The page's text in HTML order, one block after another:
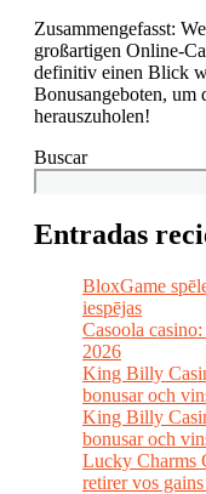
Zusammengefasst:
großartigen Online-
definitiv einen Blick
Bonusangeboten, um
herauszuholen!
Buscar
Entradas
BloxGame
iespējas
Casoola
2026
King Billy
bonusar och
King Billy
bonusar och
Lucky Charms
retirer vos